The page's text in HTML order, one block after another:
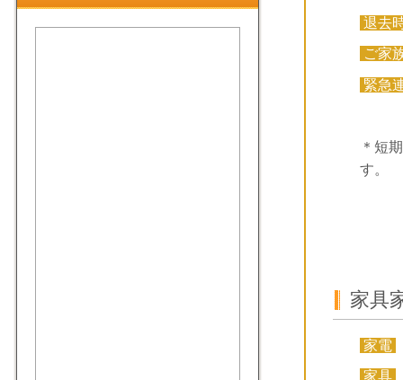
退去
ご家
緊急
＊短
す。
家具
家電
家具